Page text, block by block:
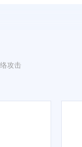
攻击